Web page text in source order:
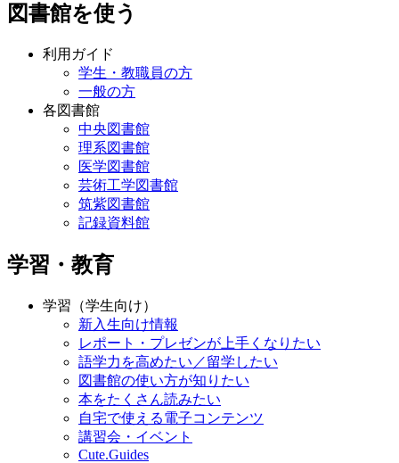
図書館を使う
利用ガイド
学生・教職員の方
一般の方
各図書館
中央図書館
理系図書館
医学図書館
芸術工学図書館
筑紫図書館
記録資料館
学習・教育
学習（学生向け）
新入生向け情報
レポート・プレゼンが上手くなりたい
語学力を高めたい／留学したい
図書館の使い方が知りたい
本をたくさん読みたい
自宅で使える電子コンテンツ
講習会・イベント
Cute.Guides